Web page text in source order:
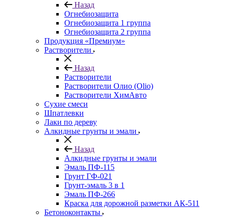
Назад
Огнебиозащита
Огнебиозащита 1 группа
Огнебиозащита 2 группа
Продукция «Премиум»
Растворители
Назад
Растворители
Растворители Олио (Olio)
Растворители ХимАвто
Сухие смеси
Шпатлевки
Лаки по дереву
Алкидные грунты и эмали
Назад
Алкидные грунты и эмали
Эмаль ПФ-115
Грунт ГФ-021
Грунт-эмаль 3 в 1
Эмаль ПФ-266
Краска для дорожной разметки АК-511
Бетоноконтакты